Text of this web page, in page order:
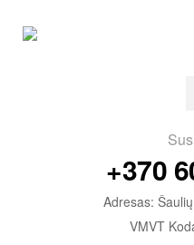
+370
Adresas:
VMVT